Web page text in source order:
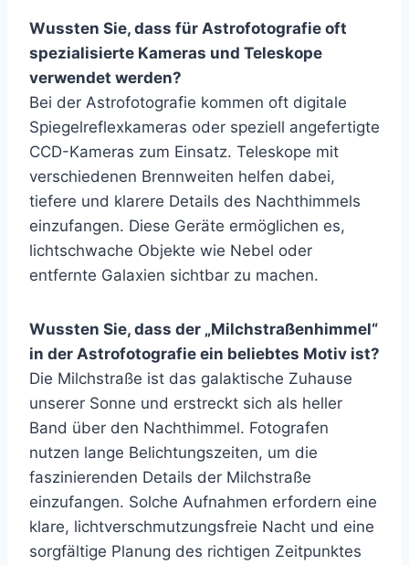
Wussten Sie, dass für Astrofotografie oft
spezialisierte Kameras und Teleskope
verwendet werden?
Bei der Astrofotografie kommen oft digitale
Spiegelreflexkameras oder speziell angefertigte
CCD-Kameras zum Einsatz. Teleskope mit
verschiedenen Brennweiten helfen dabei,
tiefere und klarere Details des Nachthimmels
einzufangen. Diese Geräte ermöglichen es,
lichtschwache Objekte wie Nebel oder
entfernte Galaxien sichtbar zu machen.
Wussten Sie, dass der „Milchstraßenhimmel“
in der Astrofotografie ein beliebtes Motiv ist?
Die Milchstraße ist das galaktische Zuhause
unserer Sonne und erstreckt sich als heller
Band über den Nachthimmel. Fotografen
nutzen lange Belichtungszeiten, um die
faszinierenden Details der Milchstraße
einzufangen. Solche Aufnahmen erfordern eine
klare, lichtverschmutzungsfreie Nacht und eine
sorgfältige Planung des richtigen Zeitpunktes